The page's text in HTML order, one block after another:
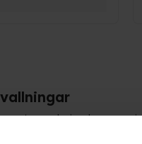
kommer
värmevallning brukar